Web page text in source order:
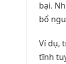
bại.
bổ
Ví dụ,
tĩnh